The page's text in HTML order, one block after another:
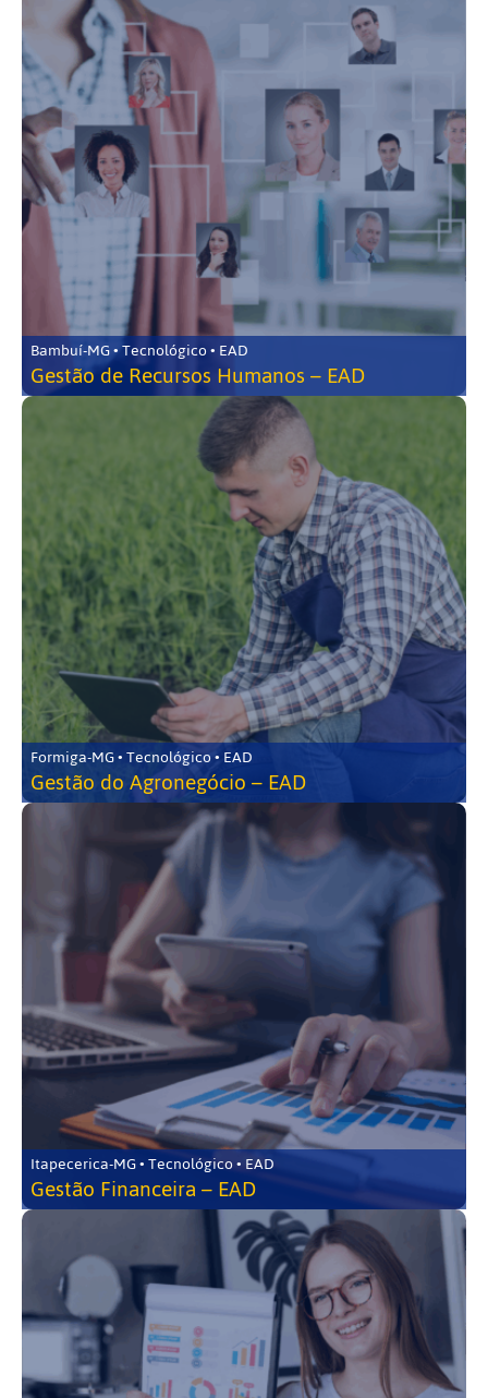
Bambuí-MG • Tecnológico • EAD
Gestão de Recursos Humanos – EAD
Formiga-MG • Tecnológico • EAD
Gestão do Agronegócio – EAD
Itapecerica-MG • Tecnológico • EAD
Gestão Financeira – EAD